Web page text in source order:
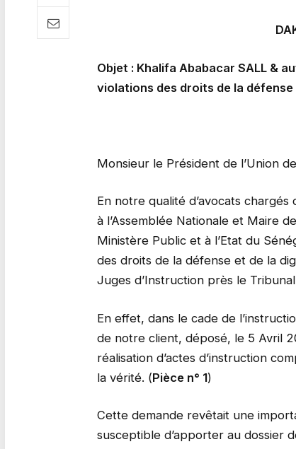
Objet : Khalifa Ababacar SALL &
violations des droits de la
Monsieur le Président de l’Union
En notre qualité d’avocats
à l’Assemblée Nationale et Maire
Ministère Public et à l’Etat du
des droits de la défense et de la
Juges d’Instruction près le
En effet, dans le cade de
de notre client, déposé, le 5 Avril
réalisation d’actes d’instruction
la vérité. (Pièce n° 1)
Cette demande revêtait une
susceptible d’apporter au dossier